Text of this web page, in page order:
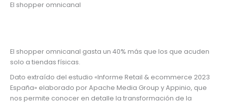
El shopper omnicanal
El shopper omnicanal gasta un 40% más que los que acuden
solo a tiendas físicas.
Dato extraído del estudio «Informe Retail & ecommerce 2023
España» elaborado por Apache Media Group y Appinio, que
nos permite conocer en detalle la transformación de la